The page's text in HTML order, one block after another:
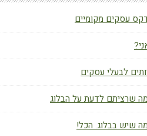
עסקים מקומיים
לבעלי עסקים
שרציתם לדעת על הבלוג
שיש בבלוג. הכל!